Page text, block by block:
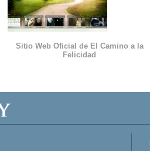
Sitio Web Oficial de El Camino a la
Felicidad